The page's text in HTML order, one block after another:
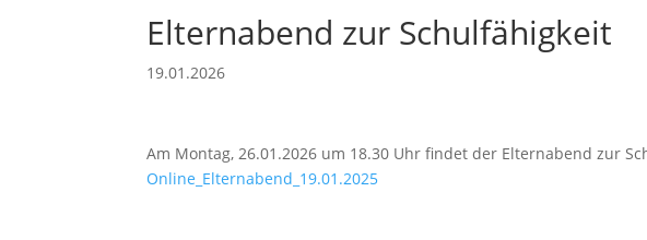
Elternabend zur Schulfähigkeit
19.01.2026
Am Montag, 26.01.2026 um 18.30 Uhr findet der Elternabend zur
Online_Elternabend_19.01.2025